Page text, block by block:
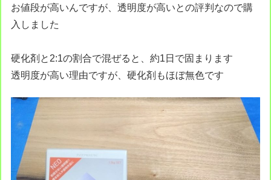
お値段が高いんですが、透明度が高いとの評判なので購
入しました
硬化剤と2:1の割合で混ぜると、約1日で固まります
透明度が高い理由ですが、硬化剤もほぼ無色です